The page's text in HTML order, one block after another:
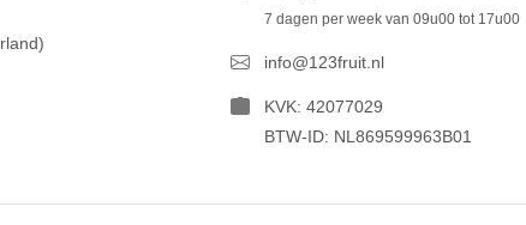
7 dagen per week van 09u00 tot 17u00
info@123fruit.nl
KVK: 42077029
BTW-ID: NL869599963B01